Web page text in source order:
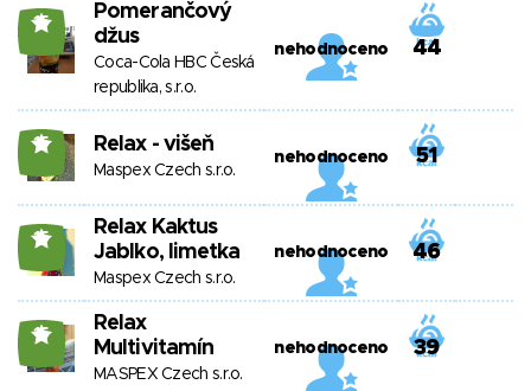
15
Pomerančový
džus
Coca-Cola HBC Česká
republika, s.r.o.
nehodnoceno 44
15 Relax - višeň
Maspex Czech s.r.o.
nehodnoceno 51
15
Relax Kaktus
Jablko, limetka
Maspex Czech s.r.o.
nehodnoceno 46
15
Relax
Multivitamín
MASPEX Czech s.r.o.
nehodnoceno 39